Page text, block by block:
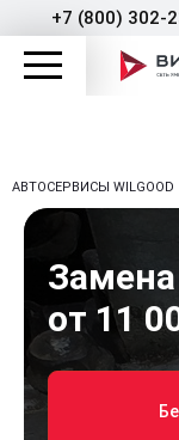
+7 (800) 302-
АВТОСЕРВИСЫ WILGOOD
от 11